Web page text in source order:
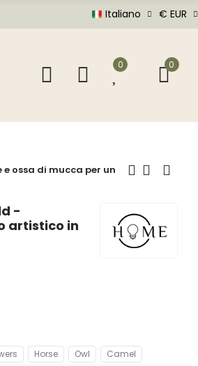
Italiano € EUR
0 0
ossa di mucca per un
-
artistico in
Horse Owl
Camel